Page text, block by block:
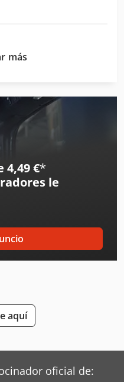
más
4,49 €*
le
aquí
oficial de: